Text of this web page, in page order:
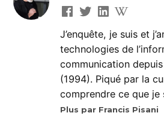
J’enquête, je suis et
technologies de
communication
(1994). Piqué par la
comprendre ce que
Plus par Francis Pisani